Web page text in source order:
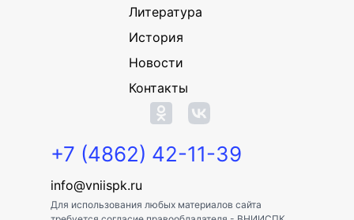
Литература
История
Новости
Контакты
+7 (4862) 42-11-39
info@vniispk.ru
Для использования любых материалов сайта